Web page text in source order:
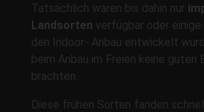
Tatsächlich waren bis dahin nur
Landsorten verfügbar oder
den Indoor- Anbau entwickelt
beim Anbau im Freien keine guten
brachten.
Diese frühen Sorten fanden